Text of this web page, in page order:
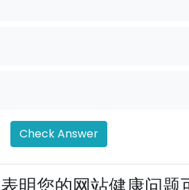
Check Answer